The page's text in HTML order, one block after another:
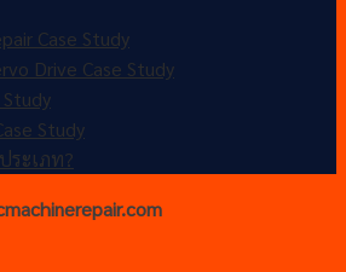
Case Study
Drive Case Study
Study
Study
ระเภท?